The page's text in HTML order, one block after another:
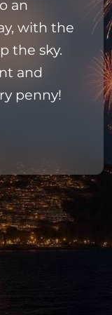
an
with the
the sky.
and
penny!